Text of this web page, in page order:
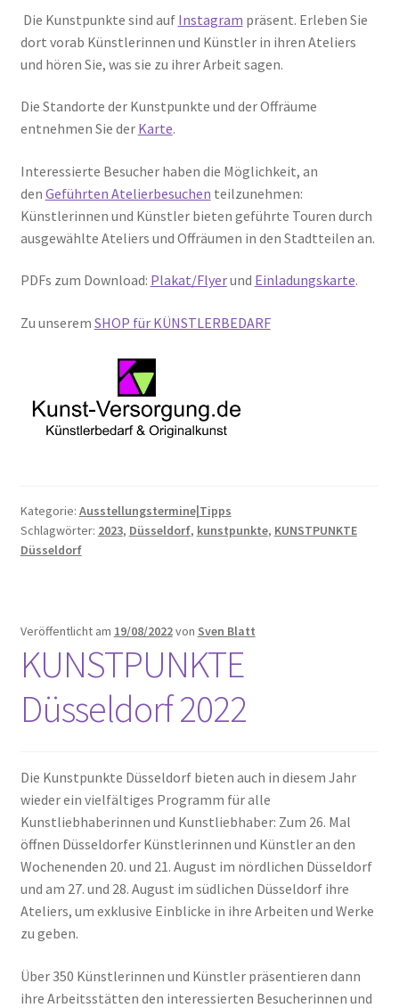
Die Kunstpunkte sind auf Instagram präsent. Erleben Sie
dort vorab Künstlerinnen und Künstler in ihren Ateliers
und hören Sie, was sie zu ihrer Arbeit sagen.
Die Standorte der Kunstpunkte und der Offräume
entnehmen Sie der Karte.
Interessierte Besucher haben die Möglichkeit, an
den Geführten Atelierbesuchen teilzunehmen:
Künstlerinnen und Künstler bieten geführte Touren durch
ausgewählte Ateliers und Offräumen in den Stadtteilen an.
PDFs zum Download: Plakat/Flyerund Einladungskarte.
Zu unserem SHOP für KÜNSTLERBEDARF
Kategorie: Ausstellungstermine|Tipps
Schlagwörter: 2023, Düsseldorf, kunstpunkte, KUNSTPUNKTE
Düsseldorf
Veröffentlicht am 19/08/2022von Sven Blatt
KUNSTPUNKTE
Düsseldorf 2022
Die Kunstpunkte Düsseldorf bieten auch in diesem Jahr
wieder ein vielfältiges Programm für alle
Kunstliebhaberinnen und Kunstliebhaber: Zum 26. Mal
öffnen Düsseldorfer Künstlerinnen und Künstler an den
Wochenenden 20. und 21. August im nördlichen Düsseldorf
und am 27. und 28. August im südlichen Düsseldorf ihre
Ateliers, um exklusive Einblicke in ihre Arbeiten und Werke
zu geben.
Über 350 Künstlerinnen und Künstler präsentieren dann
ihre Arbeitsstätten den interessierten Besucherinnen und